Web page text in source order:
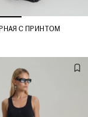
С ПРИНТОМ